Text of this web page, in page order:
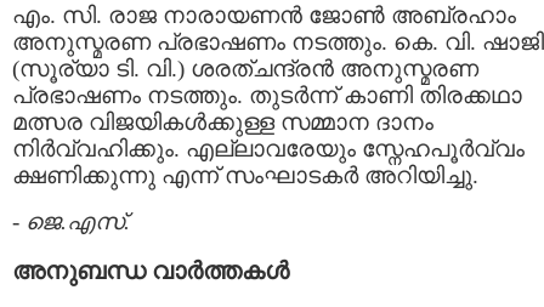
എം. സി. രാജ നാരായണന്‍ ജോണ്‍ അബ്രഹാം
അനുസ്മരണ പ്രഭാഷണം നടത്തും. കെ. വി. ഷാജി
(സൂര്യാ ടി. വി.) ശരത്ചന്ദ്രന്‍ അനുസ്മരണ
പ്രഭാഷണം നടത്തും. തുടര്‍ന്ന് കാണി തിരക്കഥാ
മത്സര വിജയികള്‍ക്കുള്ള സമ്മാന ദാനം
നിര്‍വ്വഹിക്കും. എല്ലാവരേയും സ്നേഹപൂര്‍വ്വം
ക്ഷണിക്കുന്നു എന്ന് സംഘാടകര്‍ അറിയിച്ചു.
- ജെ.എസ്.
അനുബന്ധ വാര്‍ത്തകള്‍